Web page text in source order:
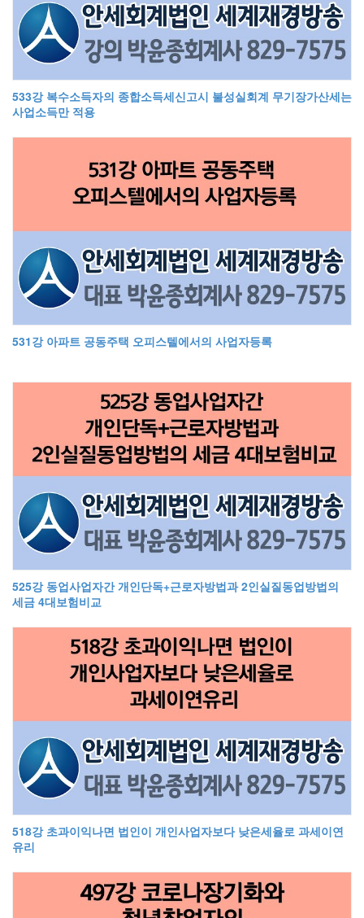
533강 복수소득자의 종합소득세신고시 불성실회계 무기장가산세는
사업소득만 적용
531강 아파트 공동주택 오피스텔에서의 사업자등록
525강 동업사업자간 개인단독+근로자방법과 2인실질동업방법의
세금 4대보험비교
518강 초과이익나면 법인이 개인사업자보다 낮은세율로 과세이연
유리